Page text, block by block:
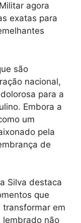
agora
exatas para
são
nacional,
para a
Embora a
um
pela
de
Silva destaca
que
transformar em
lembrado não